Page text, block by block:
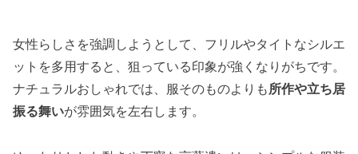
女性らしさを強調しようとして、フリルやタイトなシルエ
ットを多用すると、狙っている印象が強くなりがちです。
ナチュラルおしゃれでは、服そのものよりも 所作や立ち居
振る舞いが雰囲気を左右します。